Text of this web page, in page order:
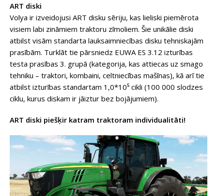
ART diski
Volya ir izveidojusi ART disku sēriju, kas lieliski piemērota
visiem labi zināmiem traktoru zīmoliem. Šie unikālie diski
atbilst visām standarta lauksaimniecības disku tehniskajām
prasībām. Turklāt tie pārsniedz EUWA ES 3.12 izturības
testa prasības 3. grupā (kategorija, kas attiecas uz smago
tehniku – traktori, kombaini, celtniecības mašīnas), kā arī tie
atbilst izturības standartam 1,0*10⁵ cikli (100 000 slodzes
ciklu, kurus diskam ir jāiztur bez bojājumiem).
ART diski piešķir katram traktoram individualitāti!